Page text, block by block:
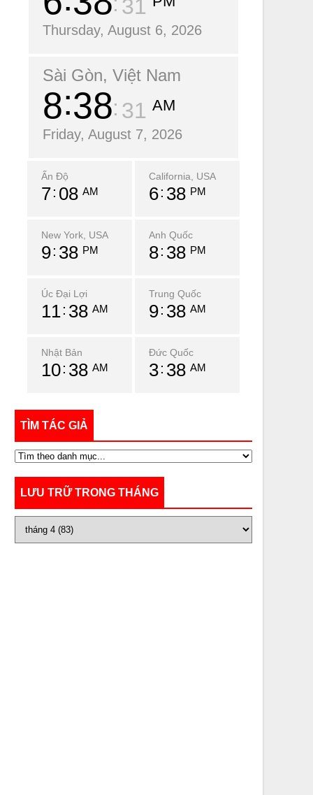
32
Thursday, August 6, 2026
Sài Gòn, Việt Nam
8 38 32 AM
Friday, August 7, 2026
Ấn Độ
7 08 AM
California, USA
6 38 PM
New York, USA
9 38 PM
Anh Quốc
8 38 PM
Úc Đại Lợi
11 38 AM
Trung Quốc
9 38 AM
Nhật Bản
10 38 AM
Đức Quốc
3 38 AM
TÌM TÁC GIẢ
LƯU TRỮ TRONG THÁNG